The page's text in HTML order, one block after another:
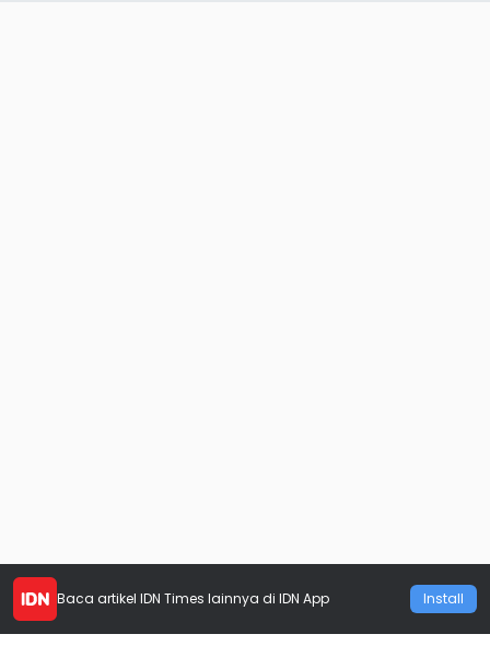
Baca artikel IDN Times lainnya di IDN App Install